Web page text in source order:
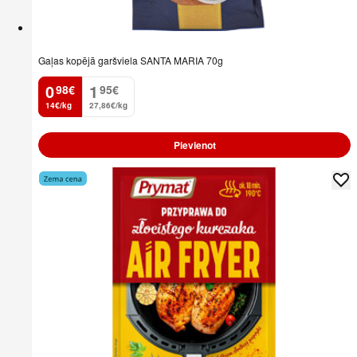
Gaļas kopējā garšviela SANTA MARIA 70g
0
. 98€
14€/kg
1
. 95€
27,86€/kg
Pievienot